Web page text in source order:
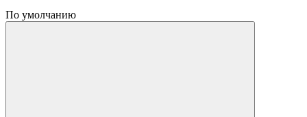
По умолчанию